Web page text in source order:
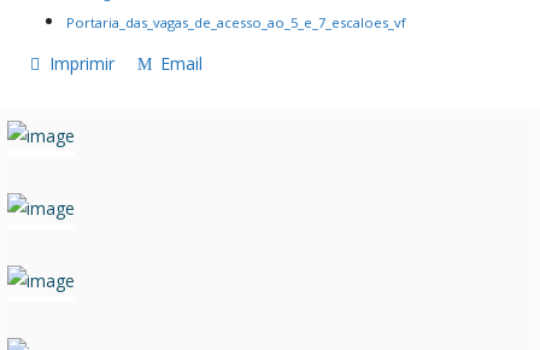
Portaria_das_vagas_de_acesso_ao_5_e_7_escaloes_vf
Imprimir Email